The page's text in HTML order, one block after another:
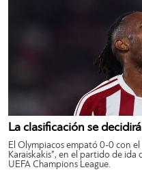
La clasificación se
El Olympiacos empató 0-0 con el
Karaiskakis”, en el partido de
UEFA Champions League.